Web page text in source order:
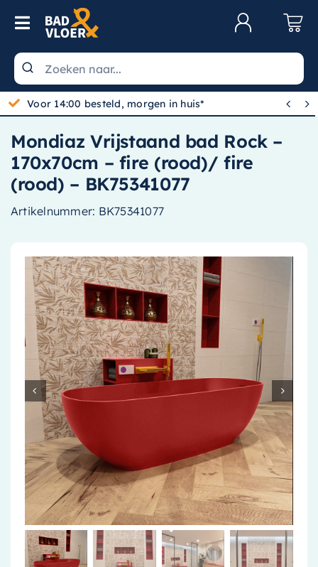
Skip to content
Toggle Navigation
Wastafels
Toiletten
Spiegels
Kranen
Douche
Baden
Radiatoren
Accessoires
Installatiemateriaal
Klimaatbeheersing
PVC
Tegels
Gratis bezorgd vanaf 100,-
 
Mondiaz Vrijstaand bad Rock –
170x70cm – fire (rood)/ fire
(rood) – BK75341077
Artikelnummer: BK75341077